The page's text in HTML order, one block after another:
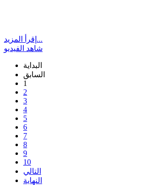
إقرأ المزيد...
شاهد الفيديو
البداية
السابق
1
2
3
4
5
6
7
8
9
10
التالي
النهاية